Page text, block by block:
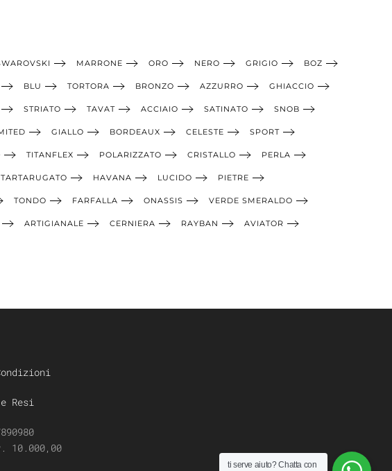
MARRONE ORO NERO GRIGIO BOZ
BLU TORTORA BRONZO AZZURRO GHIACCIO
STRIATO TAVAT ACCIAIO SATINATO SNOB
GIALLO BORDEAUX CELESTE SPORT
TITANFLEX POLARIZZATO CRISTALLO PERLA
TARTARUGATO HAVANA LUCIDO PIETRE
TONDO FARFALLA ONASSIS VERDE SMERALDO
ARTIGIANALE CERNIERA RAYBAN AVIATOR
Resi
10.000,00
ti serve aiuto?Chatta con